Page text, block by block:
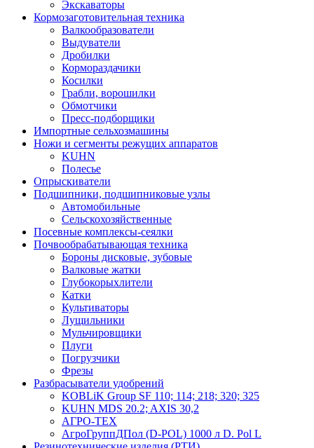
Экскаваторы
Кормозаготовительная техника
Валкообразователи
Выдуватели
Дробилки
Кормораздачики
Косилки
Грабли, ворошилки
Обмотчики
Пресс-подборщики
Импортные сельхозмашины
Ножи и сегменты режущих аппаратов
KUHN
Полесье
Опрыскиватели
Подшипники, подшипниковые узлы
Автомобильные
Сельскохозяйственные
Посевные комплексы-сеялки
Почвообрабатывающая техника
Бороны дисковые, зубовые
Валковые жатки
Глубокорыхлители
Катки
Культиваторы
Лущильники
Мульчировщики
Плуги
Погрузчики
Фрезы
Разбрасыватели удобрений
KOBLiK Group SF 110; 114; 218; 320; 325
KUHN MDS 20.2; AXIS 30,2
АГРО-ТЕХ
АгроГруппДПол (D-POL) 1000 л D. Pol L